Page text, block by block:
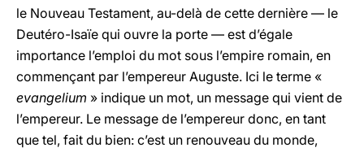
le Nouveau Testament, au-delà de cette dernière — le
Deutéro-Isaïe qui ouvre la porte — est d’égale
importance l’emploi du mot sous l’empire romain, en
commençant par l’empereur Auguste. Ici le terme «
evangelium » indique un mot, un message qui vient de
l’empereur. Le message de l’empereur donc, en tant
que tel, fait du bien: c’est un renouveau du monde,